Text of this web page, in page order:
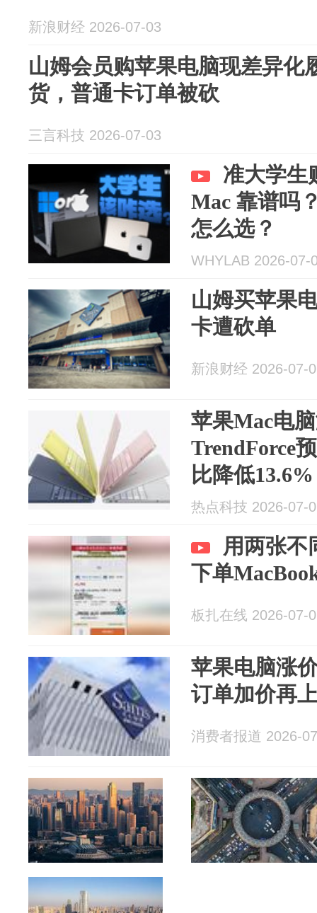
新浪财经 2026-07-03
山姆会员购苹果电脑现差异化
货，普通卡订单被砍
三言科技 2026-07-03
准大学生
Mac 靠谱吗
怎么选？
WHYLAB 2026-07-
山姆买苹果
卡遭砍单
新浪财经 2026-07-
苹果Mac电
TrendForce
比降低13.6%
热点科技 2026-07-
用两张不
下单
板扎在线 2026-07-
苹果电脑涨
订单加价再
消费者报道 2026-